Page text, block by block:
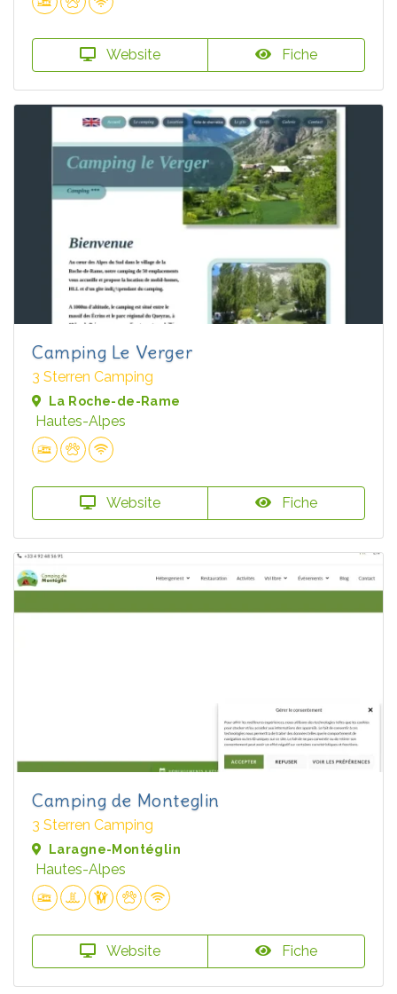
Website Fiche
Camping Le Verger
3 Sterren Camping
La Roche-de-Rame
Hautes-Alpes
Website Fiche
Camping de Monteglin
3 Sterren Camping
Laragne-Montéglin
Hautes-Alpes
Website Fiche